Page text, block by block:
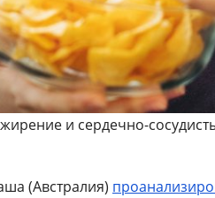
и сердечно-
(Австралия)